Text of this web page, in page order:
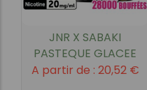
JNR X SABAKI
PASTEQUE GLACEE
A partir de : 20,52 €